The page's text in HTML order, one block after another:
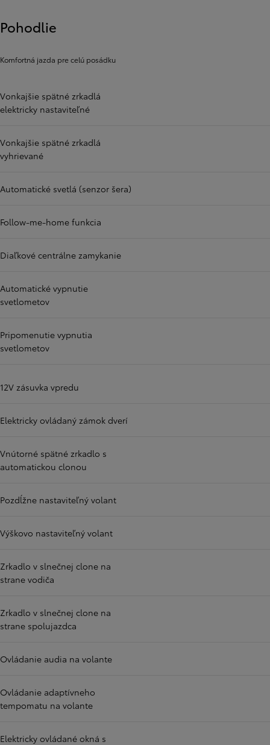
Pohodlie
Komfortná jazda pre celú posádku
Vonkajšie spätné zrkadlá
elektricky nastaviteľné
Vonkajšie spätné zrkadlá
vyhrievané
Automatické svetlá (senzor šera)
Follow-me-home funkcia
Diaľkové centrálne zamykanie
Automatické vypnutie
svetlometov
Pripomenutie vypnutia
svetlometov
12V zásuvka vpredu
Elektricky ovládaný zámok dverí
Vnútorné spätné zrkadlo s
automatickou clonou
Pozdĺžne nastaviteľný volant
Výškovo nastaviteľný volant
Zrkadlo v slnečnej clone na
strane vodiča
Zrkadlo v slnečnej clone na
strane spolujazdca
Ovládanie audia na volante
Ovládanie adaptívneho
tempomatu na volante
Elektricky ovládané okná s